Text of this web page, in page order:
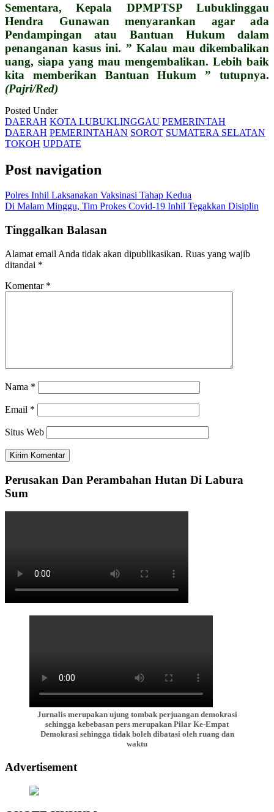
Sementara, Kepala DPMPTSP Lubuklinggau
Hendra Gunawan menyarankan agar ada
Pendampingan atau Bantuan Hukum dalam
penanganan kasus ini. ” Kalau mau dikembalikan
uang, siapa yang mau mengembalikan. Lebih baik
kita memberikan Bantuan Hukum ” tutupnya.
(Pajri/Red)
Posted Under
DAERAH KOTA LUBUKLINGGAU PEMERINTAH
DAERAH PEMERINTAHAN SOROT SUMATERA SELATAN
TOKOH UPDATE
Post navigation
Polres Inhil Laksanakan Vaksinasi Tahap Kedua
Di Malam Minggu, Tim Prokes Covid-19 Inhil Tegakkan Disiplin
Tinggalkan Balasan
Alamat email Anda tidak akan dipublikasikan. Ruas yang wajib
ditandai *
Komentar *
Nama *
Email *
Situs Web
Perusakan Dan Perambahan Hutan Di Labura
Sum
Jurnalis merupakan ujung tombak perjuangan demokrasi
sehingga kebebasan pers merupakan Pilar Ke-Empat
Demokrasi sehingga tidak boleh dibatasi oleh ruang dan
waktu
Advertisement